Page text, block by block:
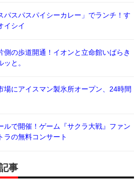
パスパスパイシーカレー」でランチ！す
イシイ
側の歩道開通！イオンと立命館いばらき
と。
場にアイスマン製氷所オープン、24時間
ルで開催！ゲーム『サクラ大戦』ファン
ラの無料コンサート
事